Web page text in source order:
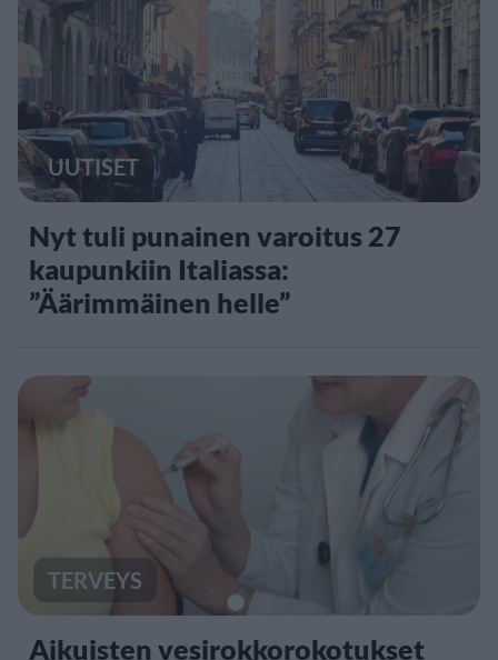
UUTISET
Nyt tuli punainen varoitus 27
kaupunkiin Italiassa:
”Äärimmäinen helle”
TERVEYS
Aikuisten vesirokkorokotukset